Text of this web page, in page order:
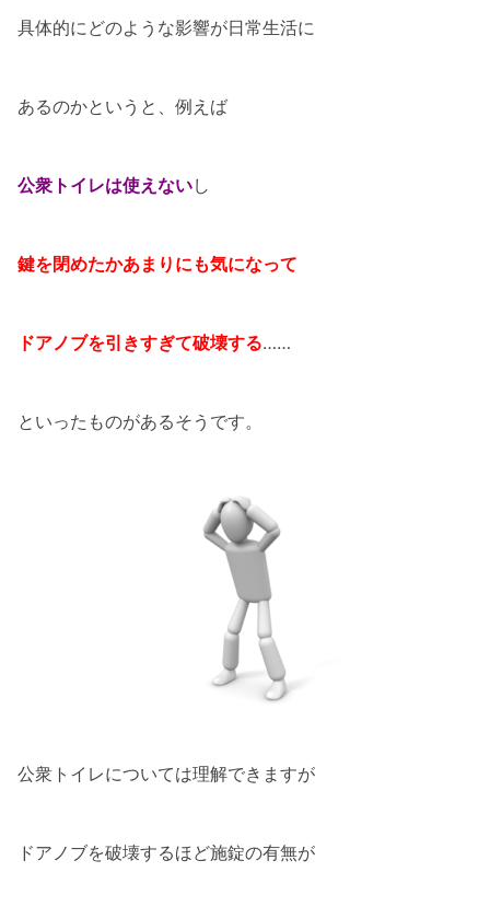
具体的にどのような影響が日常生活に
あるのかというと、例えば
公衆トイレは使えないし
鍵を閉めたかあまりにも気になって
ドアノブを引きすぎて破壊する……
といったものがあるそうです。
公衆トイレについては理解できますが
ドアノブを破壊するほど施錠の有無が